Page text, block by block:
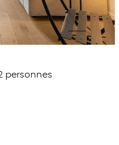
personnes